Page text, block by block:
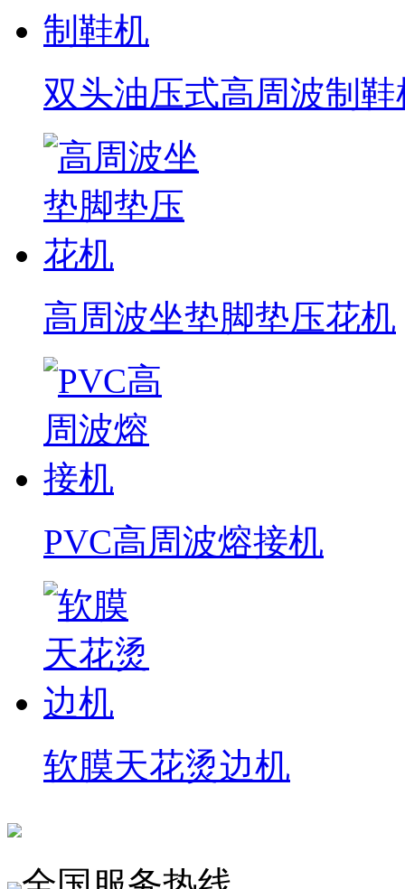
双头油压式高周波制鞋
高周波坐垫脚垫压花机
PVC高周波熔接机
软膜天花烫边机